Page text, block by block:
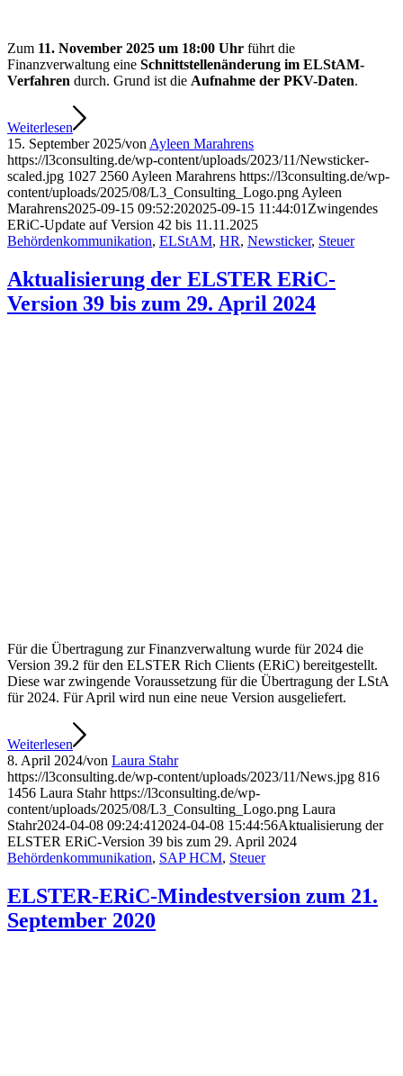
Zum 11. November 2025 um 18:00 Uhr führt die
Finanzverwaltung eine Schnittstellenänderung im ELStAM-
Verfahren durch. Grund ist die Aufnahme der PKV-Daten.
Weiterlesen
15. September 2025/von Ayleen Marahrens
https://l3consulting.de/wp-content/uploads/2023/11/Newsticker-
scaled.jpg 1027 2560 Ayleen Marahrens https://l3consulting.de/wp-
content/uploads/2025/08/L3_Consulting_Logo.png Ayleen
Marahrens2025-09-15 09:52:202025-09-15 11:44:01 Zwingendes
ERiC-Update auf Version 42 bis 11.11.2025
Behördenkommunikation, ELStAM, HR, Newsticker, Steuer
Aktualisierung der ELSTER ERiC-
Version 39 bis zum 29. April 2024
Für die Übertragung zur Finanzverwaltung wurde für 2024 die
Version 39.2 für den ELSTER Rich Clients (ERiC) bereitgestellt.
Diese war zwingende Voraussetzung für die Übertragung der LStA
für 2024. Für April wird nun eine neue Version ausgeliefert.
Weiterlesen
8. April 2024/von Laura Stahr
https://l3consulting.de/wp-content/uploads/2023/11/News.jpg 816
1456 Laura Stahr https://l3consulting.de/wp-
content/uploads/2025/08/L3_Consulting_Logo.png Laura
Stahr2024-04-08 09:24:41 2024-04-08 15:44:56Aktualisierung der
ELSTER ERiC-Version 39 bis zum 29. April 2024
Behördenkommunikation, SAP HCM, Steuer
ELSTER-ERiC-Mindestversion zum 21.
September 2020